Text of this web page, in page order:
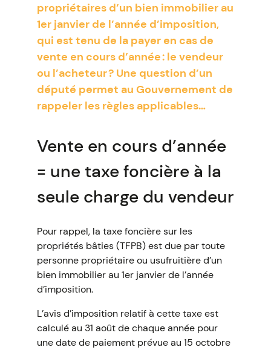
propriétaires d’un bien immobilier au
1er janvier de l’année d’imposition,
qui est tenu de la payer en cas de
vente en cours d’année : le vendeur
ou l’acheteur ? Une question d’un
député permet au Gouvernement de
rappeler les règles applicables…
Vente en cours d’année
= une taxe foncière à la
seule charge du vendeur
Pour rappel, la taxe foncière sur les
propriétés bâties (TFPB) est due par toute
personne propriétaire ou usufruitière d’un
bien immobilier au 1er janvier de l’année
d’imposition.
L’avis d’imposition relatif à cette taxe est
calculé au 31 août de chaque année pour
une date de paiement prévue au 15 octobre